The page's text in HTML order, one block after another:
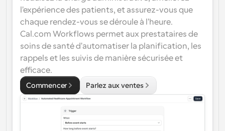
Solutions de planification de niveau entreprise
Par cas
d'utilisation
Recrutement
Ventes
Ressources
humaines
Soutien
Santé
Télésanté
Créez vos propres intégrations avec notre API publique
Composants de planification
Utilisez nos atomes React pour ajouter la planification à
votre application.
Créer un client OAuth
Intégrez Cal.com en utilisant OAuth
conception d’interfaces utilisateur
App Store
Intégrez-vous à vos applications préférées
Événements Collectifs
Planifier des événements avec plusieurs participants
Documents d'aide
Besoin d'en savoir plus sur notre système ? Consultez la
documentation d'aide.
l'expérience des patients, et assurez-vous que
chaque rendez-vous se déroule à l'heure.
Cal.com Workflows permet aux prestataires de
soins de santé d'automatiser la planification, les
rappels et les suivis de manière sécurisée et
efficace.
Commencer Parlez aux ventes